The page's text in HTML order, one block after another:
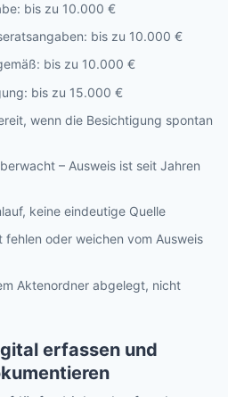
bis zu 10.000 €
bis zu 10.000 €
bis zu 10.000 €
bis zu 15.000 €
wenn die Besichtigung spontan
– Ausweis ist seit Jahren
keine eindeutige Quelle
oder weichen vom Ausweis
Aktenordner abgelegt, nicht
erfassen und